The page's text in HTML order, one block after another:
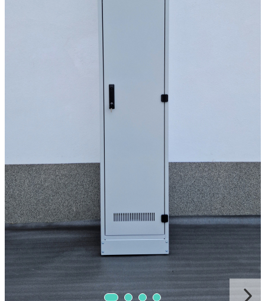
Dulapuri De Laborator/Corpuri
Mobilier Pentru Autolaborator